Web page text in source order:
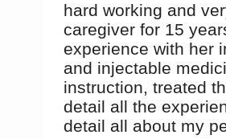
hard working and
caregiver for 15
experience with her
and injectable
instruction, treated
detail all the
detail all about my